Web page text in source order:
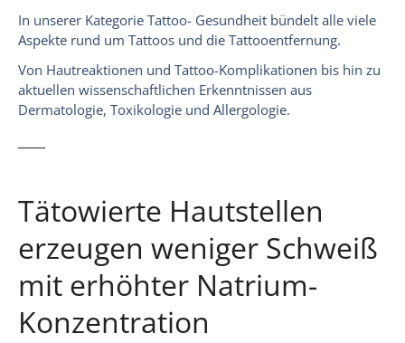
In unserer Kategorie Tattoo- Gesundheit bündelt alle viele
Aspekte rund um Tattoos und die Tattooentfernung.
Von Hautreaktionen und Tattoo-Komplikationen bis hin zu
aktuellen wissenschaftlichen Erkenntnissen aus
Dermatologie, Toxikologie und Allergologie.
Tätowierte Hautstellen
erzeugen weniger Schweiß
mit erhöhter Natrium-
Konzentration